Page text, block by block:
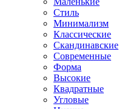
Стиль
Минимализм
Классические
Скандинавские
Современные
Форма
Высокие
Квадратные
Угловые